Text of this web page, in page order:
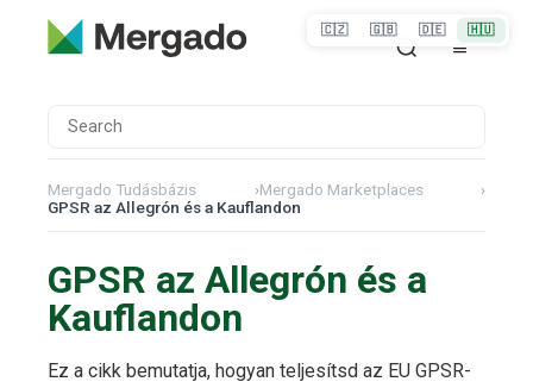
Mergado Tudásbázis ›Mergado Marketplaces
›
GPSR az Allegrón és a Kauflandon
GPSR az Allegrón és a
Kauflandon
Ez a cikk bemutatja, hogyan teljesítsd az EU GPSR-
🇨🇿 🇬🇧 🇩🇪 🇭🇺